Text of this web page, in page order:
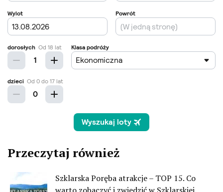
Przeczytaj również
Szklarska Poręba atrakcje – TOP 15. Co